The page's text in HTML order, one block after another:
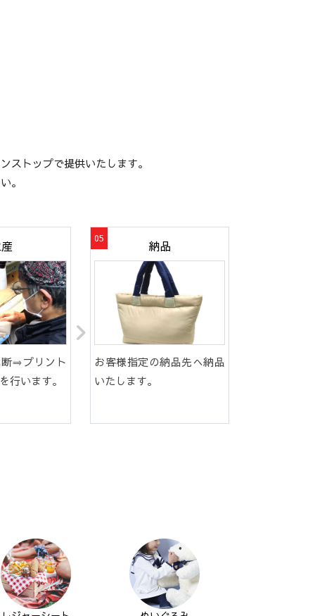
ストップで提供いたします。
。
⇒プリント
います。
納品
お客様指定の納品先へ納品
いたします。